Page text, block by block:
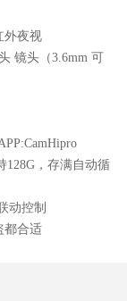
外夜视
镜头（3.6mm 可
128G，存满自动循
动控制
都合适